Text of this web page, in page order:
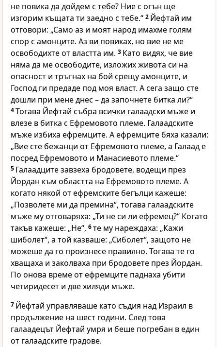
не повика да дойдем с тебе? Ние с огън ще
изгорим къщата ти заедно с тебе.“ 2 Йефтай им
отговори: „Само аз и моят народ имахме голям
спор с амонците. Аз ви повиках, но вие не ме
освободихте от властта им. 3 Като видях, че вие
няма да ме освободите, изложих живота си на
опасност и тръгнах на бой срещу амонците, и
Господ ги предаде под моя власт. А сега защо сте
дошли при мене днес – да започнете битка ли?“
4Тогава Йефтай събра всички галаадски мъже и
влезе в битка с Ефремовото племе. Галаадските
мъже избиха ефремците. А ефремците бяха казали:
„Вие сте бежанци от Ефремовото племе, а Галаад е
посред Ефремовото и Манасиевото племе.“
5 Галаадците завзеха бродовете, водещи през
Йордан към областта на Ефремовото племе. А
когато някой от ефремските бегълци кажеше:
„Позволете ми да премина“, тогава галаадските
мъже му отговаряха: „Ти не си ли ефремец?“ Когато
такъв кажеше: „Не“, 6те му нареждаха: „Кажи
шиболет“, а той казваше: „Сиболет“, защото не
можеше да го произнесе правилно. Тогава те го
хващаха и заколваха при бродовете през Йордан.
По онова време от ефремците паднаха убити
четиридесет и две хиляди мъже.
7 Йефтай управляваше като съдия над Израил в
продължение на шест години. След това
галаадецът Йефтай умря и беше погребан в един
от галаадските градове.